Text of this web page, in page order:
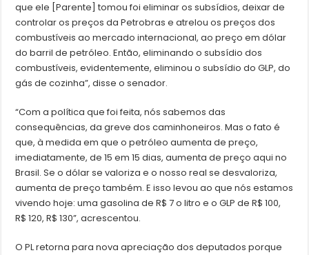
que ele [Parente] tomou foi eliminar os subsídios, deixar de
controlar os preços da Petrobras e atrelou os preços dos
combustíveis ao mercado internacional, ao preço em dólar
do barril de petróleo. Então, eliminando o subsídio dos
combustíveis, evidentemente, eliminou o subsídio do GLP, do
gás de cozinha”, disse o senador.
“Com a política que foi feita, nós sabemos das
consequências, da greve dos caminhoneiros. Mas o fato é
que, à medida em que o petróleo aumenta de preço,
imediatamente, de 15 em 15 dias, aumenta de preço aqui no
Brasil. Se o dólar se valoriza e o nosso real se desvaloriza,
aumenta de preço também. E isso levou ao que nós estamos
vivendo hoje: uma gasolina de R$ 7 o litro e o GLP de R$ 100,
R$ 120, R$ 130”, acrescentou.
O PL retorna para nova apreciação dos deputados porque